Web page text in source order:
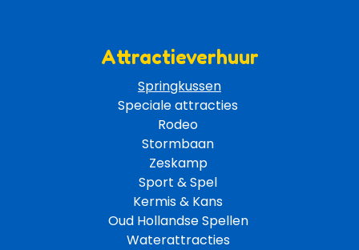
Attractieverhuur
Springkussen
Speciale attracties
Rodeo
Stormbaan
Zeskamp
Sport & Spel
Kermis & Kans
Oud Hollandse Spellen
Waterattracties